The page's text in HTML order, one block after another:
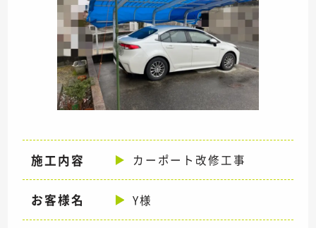
施工内容 カーポート改修工事
お客様名 Y様